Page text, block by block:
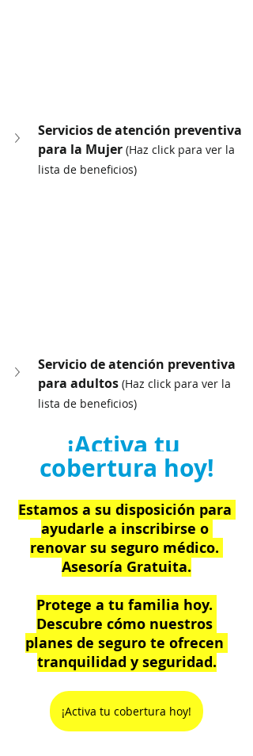
Servicios de atención preventiva
para la Mujer (Haz click para ver la
lista de beneficios)
Servicio de atención preventiva
para adultos (Haz click para ver la
lista de beneficios)
¡Activa tu
cobertura hoy!
Estamos a su disposición para
ayudarle a inscribirse o
renovar su seguro médico.
Asesoría Gratuita.
Protege a tu familia hoy.
Descubre cómo nuestros
planes de seguro te ofrecen
tranquilidad y seguridad.
¡Activa tu cobertura hoy!